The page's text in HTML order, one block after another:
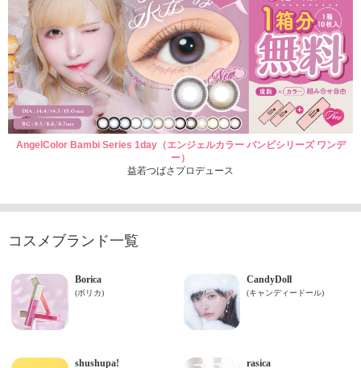
AngelColor Bambi Series 1day（エンジェルカラー バンビシリーズ ワンデ
ー）
益若つばさプロデュース
コスメブランド一覧